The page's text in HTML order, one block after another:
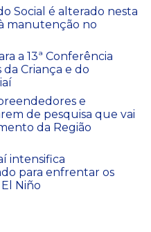
Social é alterado nesta
manutenção no
a 13ª Conferência
Criança e do
e
de pesquisa que vai
da Região
intensifica
para enfrentar os
Niño